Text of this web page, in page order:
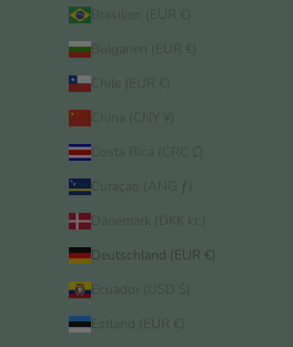
Brasilien (EUR €)
Bulgarien (EUR €)
Chile (EUR €)
China (CNY ¥)
Costa Rica (CRC ₡)
Curaçao (ANG ƒ)
Dänemark (DKK kr.)
Deutschland (EUR €)
Ecuador (USD $)
Estland (EUR €)